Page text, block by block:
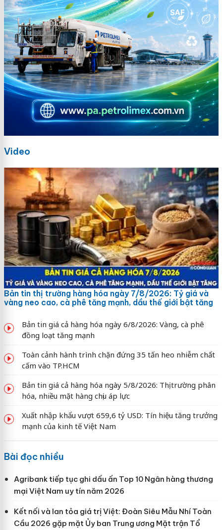
Video
Bản tin thị trường hàng hóa ngày 7/8/2026: Tỷ giá và
vàng neo cao, cà phê tăng mạnh, dầu thế giới bật tăng
Bản tin giá cả hàng hóa ngày 6/8/2026: Vàng, cà phê
đồng loạt tăng mạnh
Toàn cảnh hành trình chặn đứng 35 tấn heo nhiễm chất
cấm vào TP.HCM
Bản tin giá cả hàng hóa ngày 5/8/2026: Thị trường phân
hóa, nhiều mặt hàng chịu áp lực
Xuất nhập khẩu vượt 659,6 tỷ USD: Tín hiệu tăng trưởng
mạnh của kinh tế Việt Nam
Bài đọc nhiều
Agribank tiếp tục ghi dấu ấn Top 10 Ngân hàng thương
mại Việt Nam uy tín năm 2026
Kết nối và lan tỏa giá trị Việt: Đoàn Siêu Mẫu Nhí Toàn
Cầu 2026 gặp mặt Ủy ban Trung ương Mặt trận Tổ